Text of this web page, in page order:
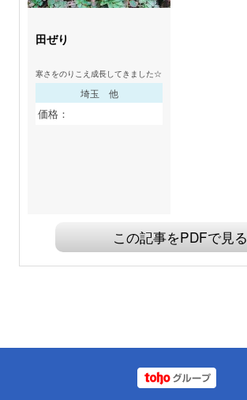
田ぜり
寒さをのりこえ成長してきました☆
埼玉 他
価格：
この記事をPDFで見る